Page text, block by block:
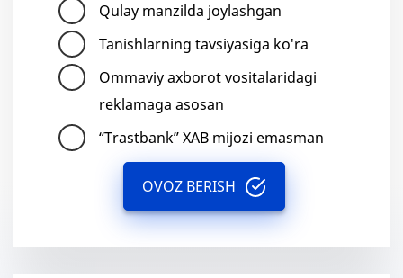
Qulay manzilda joylashgan
Tanishlarning tavsiyasiga ko'ra
Ommaviy axborot vositalaridagi
reklamaga asosan
“Trastbank” XAB mijozi emasman
OVOZ BERISH